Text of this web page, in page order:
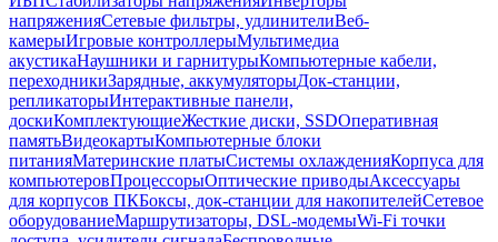
напряженияСетевые фильтры, удлинителиВеб-
камерыИгровые контроллерыМультимедиа
акустикаНаушники и гарнитурыКомпьютерные кабели,
переходникиЗарядные, аккумуляторыДок-станции,
репликаторыИнтерактивные панели,
доскиКомплектующиеЖесткие диски, SSDОперативная
памятьВидеокартыКомпьютерные блоки
питанияМатеринские платыСистемы охлажденияКорпуса для
компьютеровПроцессорыОптические приводыАксессуары
для корпусов ПКБоксы, док-станции для накопителейСетевое
оборудованиеМаршрутизаторы, DSL-модемыWi-Fi точки